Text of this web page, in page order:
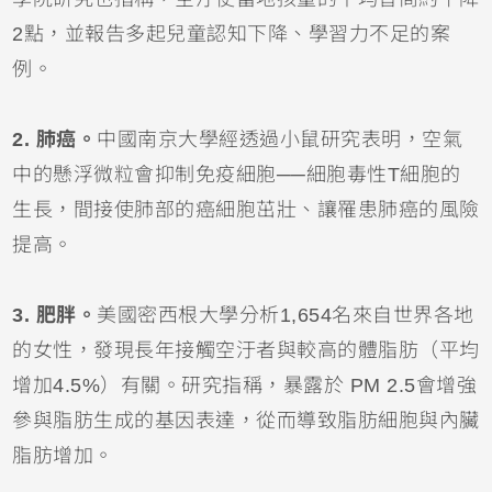
2點，並報告多起兒童認知下降、學習力不足的案
例。
2. 肺癌。 中國南京大學經透過小鼠研究表明，空氣
中的懸浮微粒會抑制免疫細胞──細胞毒性T細胞的
生長，間接使肺部的癌細胞茁壯、讓罹患肺癌的風險
提高。
3. 肥胖。 美國密西根大學分析1,654名來自世界各地
的女性，發現長年接觸空汙者與較高的體脂肪（平均
增加4.5%）有關。研究指稱，暴露於 PM 2.5會增強
參與脂肪生成的基因表達，從而導致脂肪細胞與內臟
脂肪增加。